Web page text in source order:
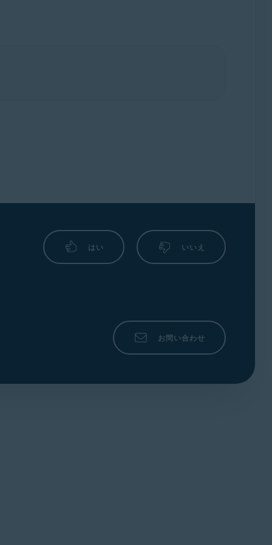
はい いいえ
お問い合わせ